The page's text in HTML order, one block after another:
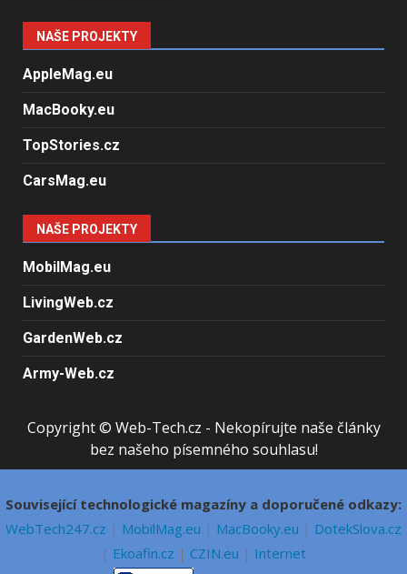
NAŠE PROJEKTY
AppleMag.eu
MacBooky.eu
TopStories.cz
CarsMag.eu
NAŠE PROJEKTY
MobilMag.eu
LivingWeb.cz
GardenWeb.cz
Army-Web.cz
Copyright © Web-Tech.cz - Nekopírujte naše články
bez našeho písemného souhlasu!
Související technologické magazíny a doporučené odkazy:
WebTech247.cz | MobilMag.eu | MacBooky.eu | DotekSlova.cz
| Ekoafin.cz | CZIN.eu | Internet